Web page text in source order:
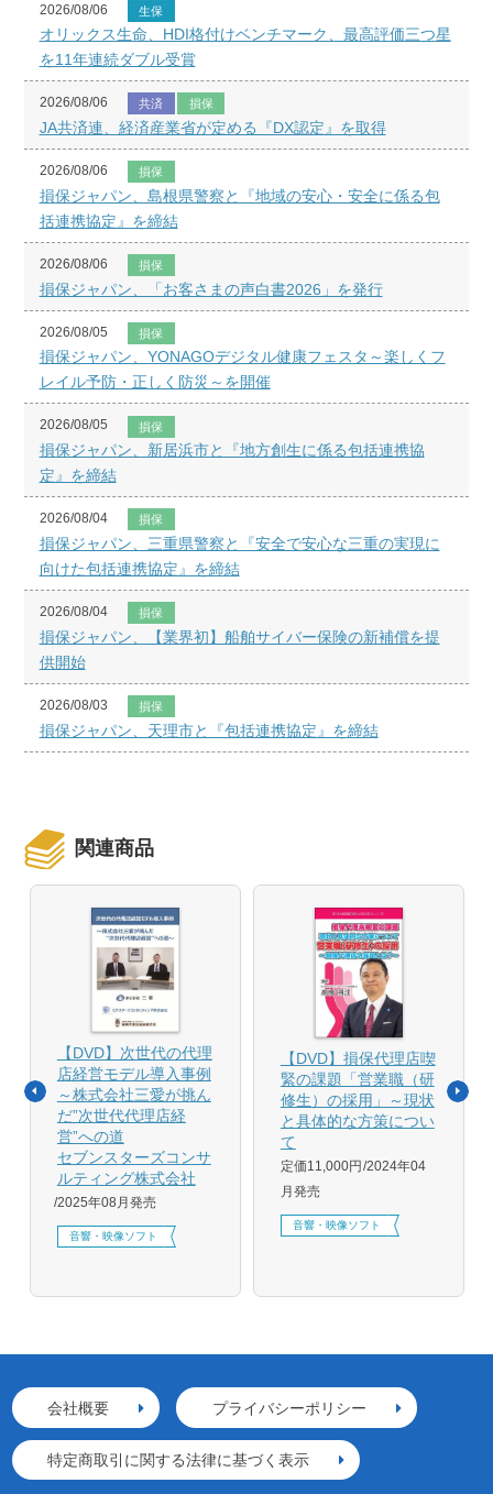
2026/08/06 生保
オリックス生命、HDI格付けベンチマーク、最高評価三つ星
を11年連続ダブル受賞
2026/08/06 共済 損保
JA共済連、経済産業省が定める『DX認定』を取得
2026/08/06 損保
損保ジャパン、島根県警察と『地域の安心・安全に係る包
括連携協定』を締結
2026/08/06 損保
損保ジャパン、「お客さまの声白書2026」を発行
2026/08/05 損保
損保ジャパン、YONAGOデジタル健康フェスタ～楽しくフ
レイル予防・正しく防災～を開催
2026/08/05 損保
損保ジャパン、新居浜市と『地方創生に係る包括連携協
定』を締結
2026/08/04 損保
損保ジャパン、三重県警察と『安全で安心な三重の実現に
向けた包括連携協定』を締結
2026/08/04 損保
損保ジャパン、【業界初】船舶サイバー保険の新補償を提
供開始
2026/08/03 損保
損保ジャパン、天理市と『包括連携協定』を締結
関連商品
【DVD】次世代の代理
店経営モデル導入事例
～株式会社三愛が挑ん
だ”次世代代理店経
営”への道
セブンスターズコンサ
ルティング株式会社
2025年08月発売
音響・映像ソフト
【DVD】損保代理店喫
緊の課題「営業職（研
修生）の採用」～現状
と具体的な方策につい
て
定価11,000円 2024年04
月発売
音響・映像ソフト
会社概要 プライバシーポリシー
特定商取引に関する法律に基づく表示